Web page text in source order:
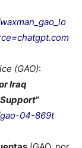
(GAO):
Iraq
”
04-869t